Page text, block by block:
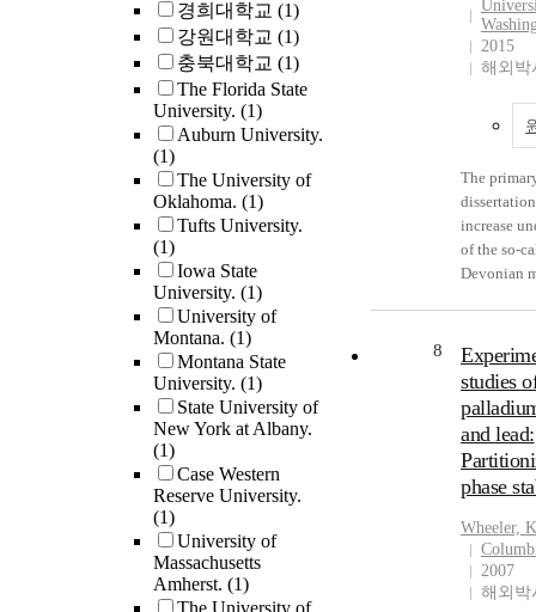
경희대학교 (1)
강원대학교 (1)
충북대학교 (1)
The Florida State
University. (1)
Auburn University.
(1)
The University of
Oklahoma. (1)
Tufts University.
(1)
Iowa State
University. (1)
University of
Montana. (1)
Montana State
University. (1)
State University of
New York at Albany.
(1)
Case Western
Reserve University.
(1)
University of
Massachusetts
Amherst. (1)
double-
similar to
mass of
the
double-
future
on
effect. At
of filament
43Ca-
spike for
and a
double-
delta44/42Ca.
used
(major
SO4,
87Sr/
delta44/
quantify
analysis
microbial
dynamics
these
for the
the
Further,
provide
specific
biology
which
analyses
functional
Finally,
lack of
and
tissue
(C:N:P
its
excretion
excretion
sediment
including
mixing
oxygen
dissolved
dynamics
sediment-
and (3)
including
2015
해외박
The
increase
of the so-
Devonian
decades of
timing,
extent of
Earth
of the best
study the
period is
8
studies
and lead:
phase
Wheeler,
2007
해외박